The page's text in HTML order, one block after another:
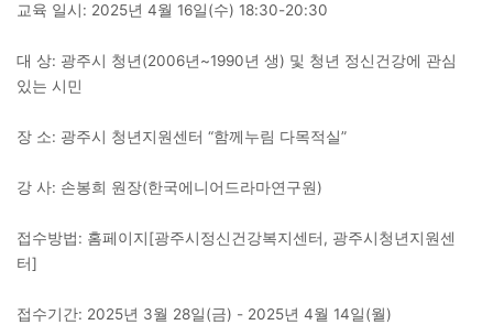
교육 일시: 2025년 4월 16일(수) 18:30-20:30
대 상: 광주시 청년(2006년~1990년 생) 및 청년 정신건강에 관심
있는 시민
장 소: 광주시 청년지원센터 “함께누림 다목적실”
강 사: 손봉희 원장(한국에니어드라마연구원)
접수방법: 홈페이지[광주시정신건강복지센터, 광주시청년지원센
터]
접수기간: 2025년 3월 28일(금) - 2025년 4월 14일(월)